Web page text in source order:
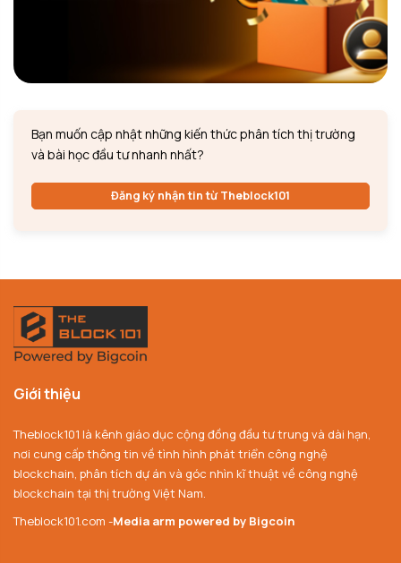
Bạn muốn cập nhật những kiến thức phân tích thị trường
và bài học đầu tư nhanh nhất?
Đăng ký nhận tin từ Theblock101
Giới thiệu
Theblock101 là kênh giáo dục cộng đồng đầu tư trung và dài hạn,
nơi cung cấp thông tin về tình hình phát triển công nghệ
blockchain, phân tích dự án và góc nhìn kĩ thuật về công nghệ
blockchain tại thị trường Việt Nam.
Theblock101.com -Media arm powered by Bigcoin